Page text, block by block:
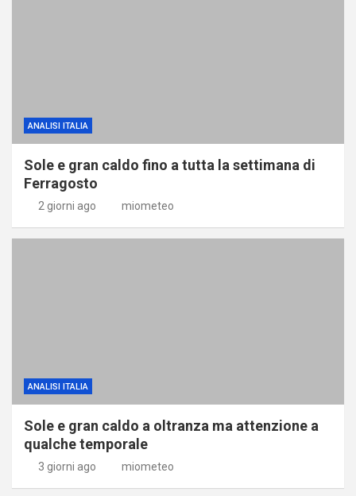
ANALISI ITALIA
Sole e gran caldo fino a tutta la settimana di
Ferragosto
2 giorni ago miometeo
ANALISI ITALIA
Sole e gran caldo a oltranza ma attenzione a
qualche temporale
3 giorni ago miometeo